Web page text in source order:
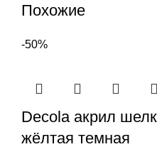
Похожие
-50%
Decola акрил
жёлтая темная